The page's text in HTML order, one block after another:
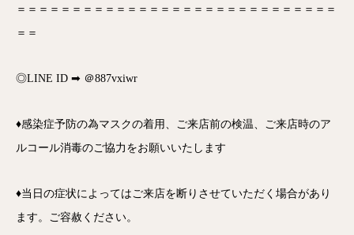
＝＝＝＝＝＝＝＝＝＝＝＝＝＝＝＝＝＝＝＝＝＝＝＝＝＝＝＝＝
＝＝
◎LINE ID ➡ ＠887vxiwr
♦感染症予防の為マスクの着用、ご来店前の検温、ご来店時のア
ルコール消毒のご協力をお願いいたします
♦当日の症状によってはご来店を断りさせていただく場合があり
ます。ご容赦ください。